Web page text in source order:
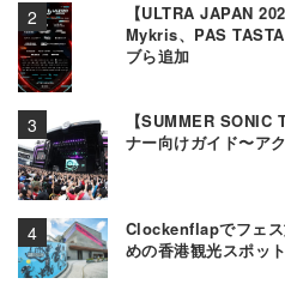
【ULTRA JAPAN
Mykris、PAS
ブら追加
【SUMMER SONIC
ナー向けガイド〜ア
Clockenflapでフェ
めの香港観光スポッ